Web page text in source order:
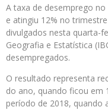
A taxa de desemprego
e atingiu 12% no
divulgados nesta quarta-
Geografia e Estatística
desempregados.
O resultado representa
do ano, quando ficou em
período de 2018, quando